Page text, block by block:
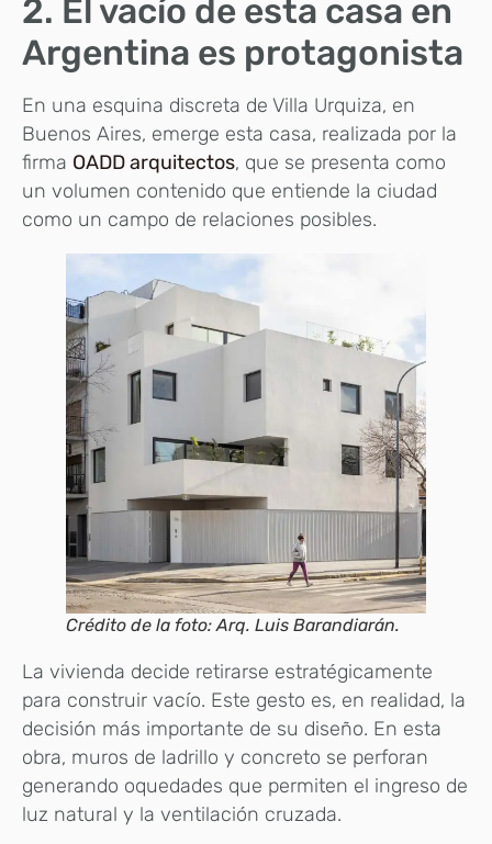
2. El vacío de esta casa en
Argentina es protagonista
En una esquina discreta de Villa Urquiza, en
Buenos Aires, emerge esta casa, realizada por la
firma OADD arquitectos, que se presenta como
un volumen contenido que entiende la ciudad
como un campo de relaciones posibles.
Crédito de la foto: Arq. Luis Barandiarán.
La vivienda decide retirarse estratégicamente
para construir vacío. Este gesto es, en realidad, la
decisión más importante de su diseño. En esta
obra, muros de ladrillo y concreto se perforan
generando oquedades que permiten el ingreso de
luz natural y la ventilación cruzada.